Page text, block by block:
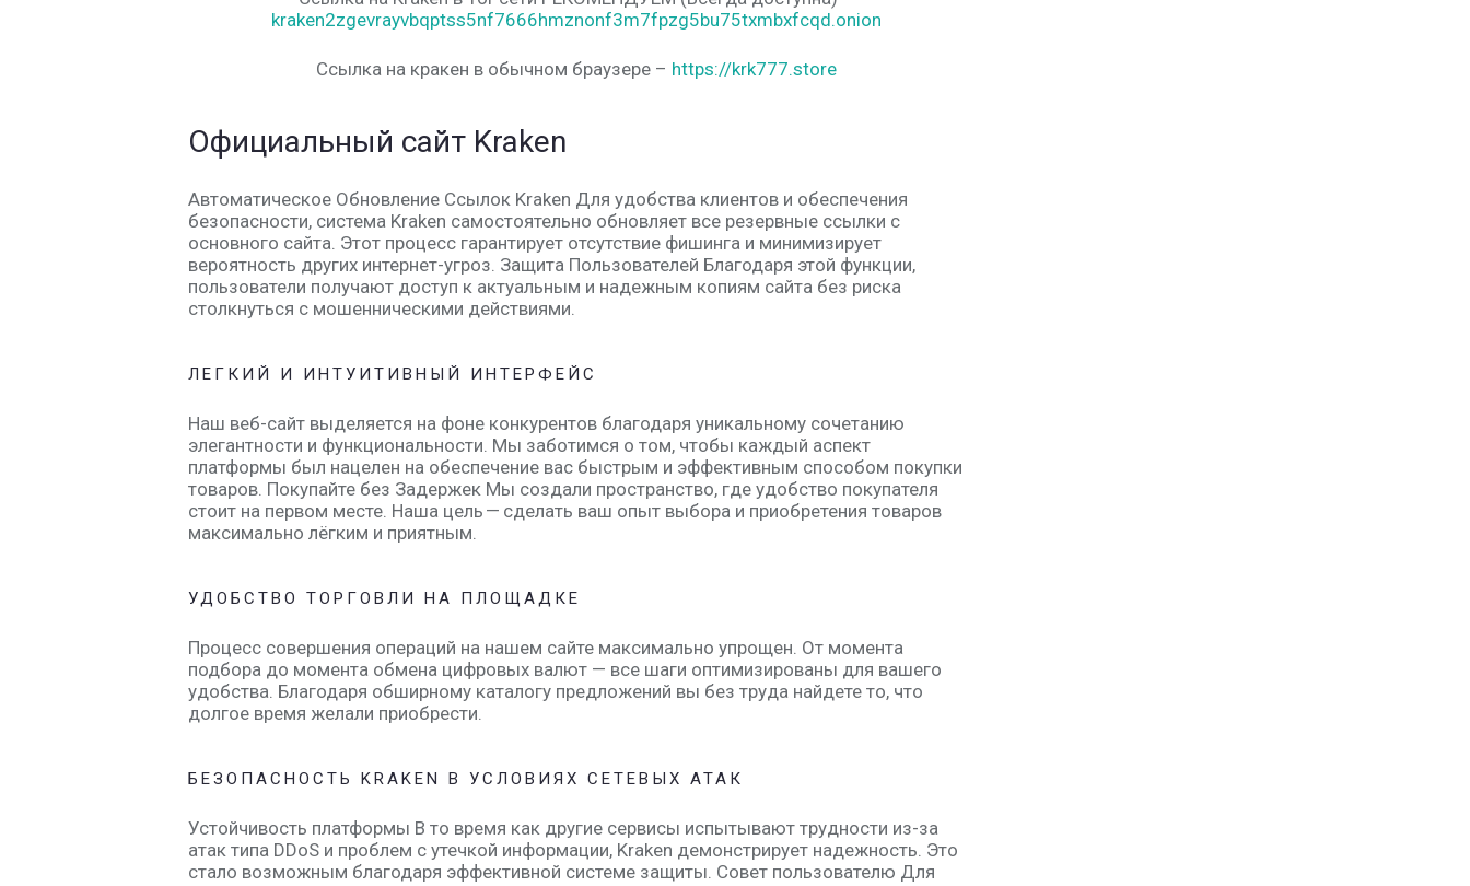
kraken2zgevrayvbqptss5nf7666hmznonf3m7fpzg5bu75txmbxfcqd.onion
Ссылка на кракен в обычном браузере – https://krk777.store
Официальный сайт Kraken
Автоматическое Обновление Ссылок Kraken Для удобства клиентов и обеспечения
безопасности, система Kraken самостоятельно обновляет все резервные ссылки с
основного сайта. Этот процесс гарантирует отсутствие фишинга и минимизирует
вероятность других интернет-угроз. Защита Пользователей Благодаря этой функции,
пользователи получают доступ к актуальным и надежным копиям сайта без риска
столкнуться с мошенническими действиями.
ЛЕГКИЙ И ИНТУИТИВНЫЙ ИНТЕРФЕЙС
Наш веб-сайт выделяется на фоне конкурентов благодаря уникальному сочетанию
элегантности и функциональности. Мы заботимся о том, чтобы каждый аспект
платформы был нацелен на обеспечение вас быстрым и эффективным способом покупки
товаров. Покупайте без Задержек Мы создали пространство, где удобство покупателя
стоит на первом месте. Наша цель — сделать ваш опыт выбора и приобретения товаров
максимально лёгким и приятным.
УДОБСТВО ТОРГОВЛИ НА ПЛОЩАДКЕ
Процесс совершения операций на нашем сайте максимально упрощен. От момента
подбора до момента обмена цифровых валют — все шаги оптимизированы для вашего
удобства. Благодаря обширному каталогу предложений вы без труда найдете то, что
долгое время желали приобрести.
БЕЗОПАСНОСТЬ KRAKEN В УСЛОВИЯХ СЕТЕВЫХ АТАК
Устойчивость платформы В то время как другие сервисы испытывают трудности из-за
атак типа DDoS и проблем с утечкой информации, Kraken демонстрирует надежность. Это
стало возможным благодаря эффективной системе защиты. Совет пользователю Для